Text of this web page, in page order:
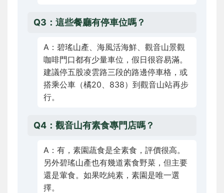
Q3：這些餐廳有停車位嗎？
A：碧瑤山產、海風活海鮮、觀音山景觀
咖啡門口都有少量車位，假日很容易滿。
建議停五股凌雲路三段的路邊停車格，或
搭乘公車（橘20、838）到觀音山站再步
行。
Q4：觀音山有素食專門店嗎？
A：有，素園蔬食是全素食，評價很高。
另外碧瑤山產也有幾道素食野菜，但主要
還是葷食。如果吃純素，素園是唯一選
擇。